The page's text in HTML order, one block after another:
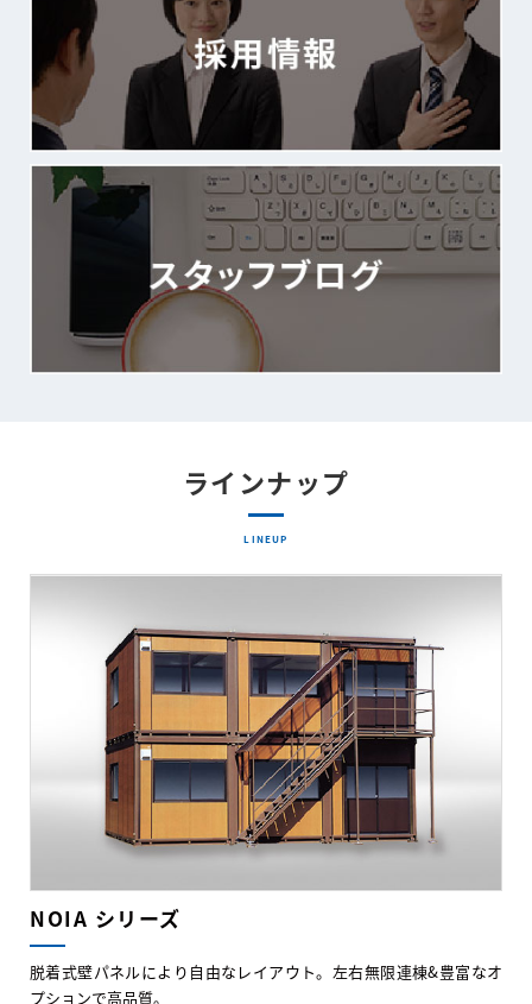
ラインナップ
LINEUP
NOIA シリーズ
脱着式壁パネルにより自由なレイアウト。左右無限連棟&豊富なオ
プションで高品質。